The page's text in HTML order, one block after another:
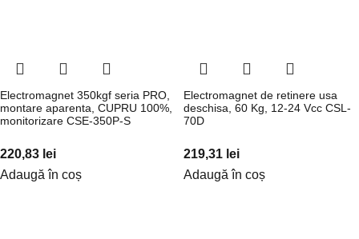
Electromagnet 350kgf seria PRO,
montare aparenta, CUPRU 100%,
monitorizare CSE-350P-S
220,83 lei
Adaugă în coș
Electromagnet de retinere usa
deschisa, 60 Kg, 12-24 Vcc CSL-
70D
219,31 lei
Adaugă în coș